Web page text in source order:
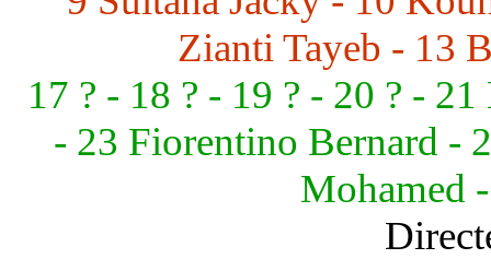
Zianti Tayeb - 13
17 ? - 18 ? - 19 ? - 20 ? -
- 23 Fiorentino Bernard -
Mohamed